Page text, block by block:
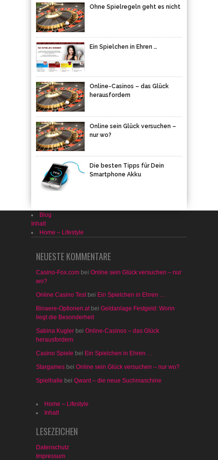
Ohne Spielregeln geht es nicht
Ein Spielchen in Ehren …
Online-Casinos – das Glück
herausfordern
Online sein Glück versuchen –
nur wo?
Die besten Tipps für Dein
Smartphone Akku
Blog
Inhalt
Home – Lifestyle
NEUESTE KOMMENTARE
Casino-Fox.com bei Online sein Glück versuchen – nur
wo?
Online Casino Testbei Ein Spielchen in Ehren …
Binaere-Optionen.atbei Geldanlage Festgeld: Worin
liegt die Besonderheit
Sabina Kugler bei Online-Casinos – das Glück
herausfordern
Casino Spiele bei Ein Spielchen in Ehren …
Stargames bei Online sein Glück versuchen – nur wo?
Spielhalle bei Qwant – die neue Suchmaschine
Home – Lifestyle
Inhalt
LESEZEICHEN
Datenschutz
Impressum